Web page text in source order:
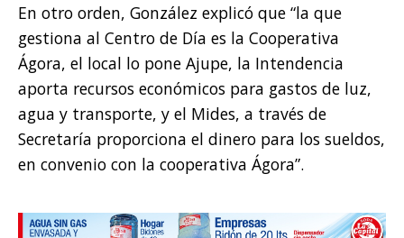
En otro orden, González explicó que “la que
gestiona al Centro de Día es la Cooperativa
Ágora, el local lo pone Ajupe, la Intendencia
aporta recursos económicos para gastos de luz,
agua y transporte, y el Mides, a través de
Secretaría proporciona el dinero para los sueldos,
en convenio con la cooperativa Ágora”.